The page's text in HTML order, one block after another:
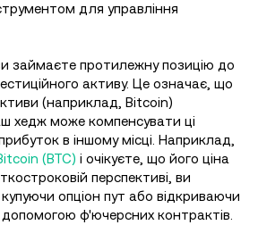
для управління
займаєте протилежну позицію до
активу. Це означає, що
(наприклад, Bitcoin)
хедж може компенсувати ці
в іншому місці. Наприклад,
(BTC) і очікуєте, що його ціна
перспективі, ви
опціон пут або відкриваючи
ф'ючерсних контрактів.